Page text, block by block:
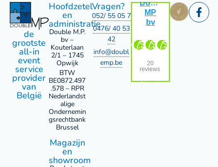
de
grootste
all-in
event
service
provider
van
België
Hoofdzetel
en
administratie
Double M.P.
bv –
Kouterlaan
2/1 – 1745
Opwijk
BTW
BE0872.497
.578 – RPR
Nederlandst
alige
Ondernemin
gs­rechtbank
Brussel
Magazijn
en
showroom
Vragen?
052/ 55 05 72
0476/ 40 53
42
info@doubl
emp.be